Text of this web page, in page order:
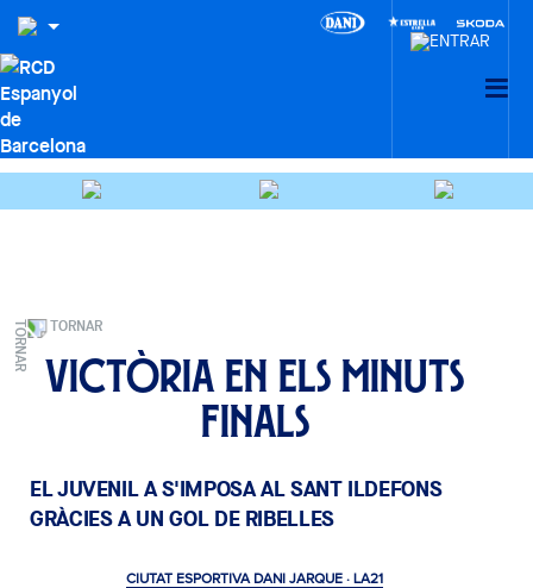
TORNAR
Victòria en els minuts
finals
EL JUVENIL A S'IMPOSA AL SANT ILDEFONS
GRÀCIES A UN GOL DE RIBELLES
CIUTAT ESPORTIVA DANI JARQUE · LA21